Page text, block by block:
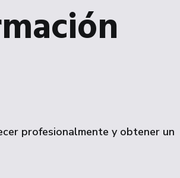
profesionalmente y obtener un